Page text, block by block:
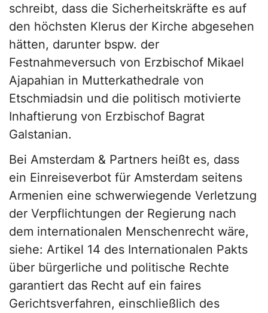
schreibt, dass die Sicherheitskräfte es auf
den höchsten Klerus der Kirche abgesehen
hätten, darunter bspw. der
Festnahmeversuch von Erzbischof Mikael
Ajapahian in Mutterkathedrale von
Etschmiadsin und die politisch motivierte
Inhaftierung von Erzbischof Bagrat
Galstanian.
Bei Amsterdam & Partners heißt es, dass
ein Einreiseverbot für Amsterdam seitens
Armenien eine schwerwiegende Verletzung
der Verpflichtungen der Regierung nach
dem internationalen Menschenrecht wäre,
siehe: Artikel 14 des Internationalen Pakts
über bürgerliche und politische Rechte
garantiert das Recht auf ein faires
Gerichtsverfahren, einschließlich des